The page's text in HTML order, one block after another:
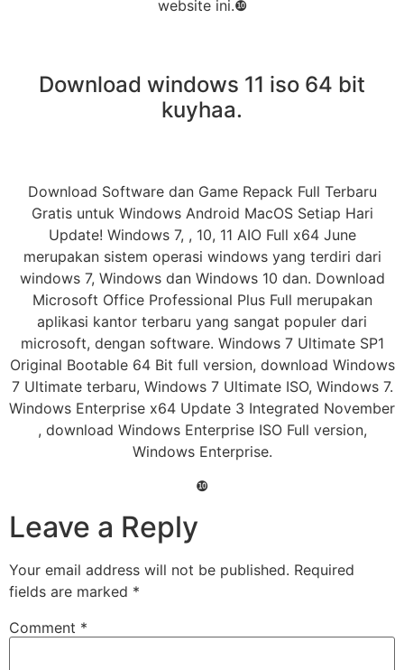
website ini.❿
Download windows 11 iso 64 bit
kuyhaa.
Download Software dan Game Repack Full Terbaru
Gratis untuk Windows Android MacOS Setiap Hari
Update! Windows 7, , 10, 11 AIO Full x64 June
merupakan sistem operasi windows yang terdiri dari
windows 7, Windows dan Windows 10 dan. Download
Microsoft Office Professional Plus Full merupakan
aplikasi kantor terbaru yang sangat populer dari
microsoft, dengan software. Windows 7 Ultimate SP1
Original Bootable 64 Bit full version, download Windows
7 Ultimate terbaru, Windows 7 Ultimate ISO, Windows 7.
Windows Enterprise x64 Update 3 Integrated November
, download Windows Enterprise ISO Full version,
Windows Enterprise.
❿
Leave a Reply
Your email address will not be published. Required
fields are marked *
Comment *